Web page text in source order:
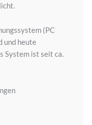
(PC
und heute
System ist seit ca.